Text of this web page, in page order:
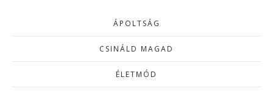
ÁPOLTSÁG
CSINÁLD MAGAD
ÉLETMÓD